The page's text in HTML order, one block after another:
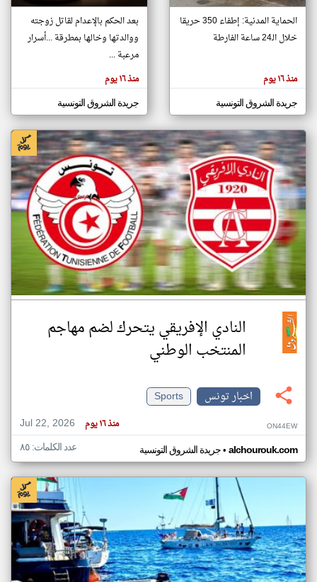
تغيير الدولة
اخبار تونس على مدار الساعة
أهم اخبار تونس العاجلة والمباشرة
المقالات
الموجوده
هنا عن
كاتبيها.
الحماية المدنية: إطفاء 350 حريقا
خلال الـ24 ساعة الفارطة
منذ ١٦ يوم
جريدة الشروق التونسية
بعد الحكم بالإعدام لقاتل زوجته
ووالدتها وخالها بمطرقة ...أسرار
مرعبة ...
منذ ١٦ يوم
جريدة الشروق التونسية
النادي الإفريقي يتحرك لضم مهاجم
المنتخب الوطني
اخبار تونس
Sports
Jul 22, 2026
منذ ١٦ يوم ON44EW
جريدة الشروق التونسية• alchourouk.com عدد الكلمات: ٨٥
klyoum.com